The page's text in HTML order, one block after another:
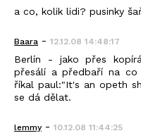
a co, kolik lidi? pusinky
Baara - 12.12.08 14:48:17
Berlín - jako přes
přesálí a předbaří na
říkal paul:"It's an opeth
se dá dělat.
lemmy - 10.12.08 11:44:25